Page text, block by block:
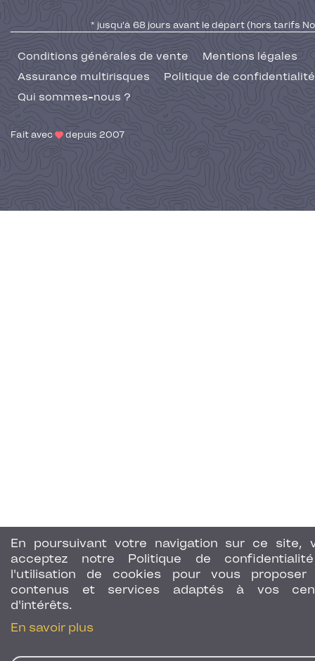
En poursuivant votre navigation sur ce site,
acceptez notre Politique de
l'utilisation de cookies pour vous proposer
contenus et services adaptés à vos
d'intérêts.
En savoir plus
* jusqu'à 68 jours avant le départ (hors tarifs No
Conditions générales de vente
Mentions légales
Assurance multirisques
Politique de confidentialité
Qui sommes-nous ?
Fait avec depuis 2007